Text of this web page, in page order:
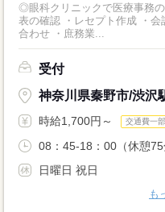
◎眼科クリニックで医療事務のお仕事にな
表の確認 ・レセプト作成 ・
合わせ ・庶務業...
受付
神奈川県秦野市/渋沢
時給1,700円～ 交通費一
08：45-18：00（休憩
日曜日 祝日
も